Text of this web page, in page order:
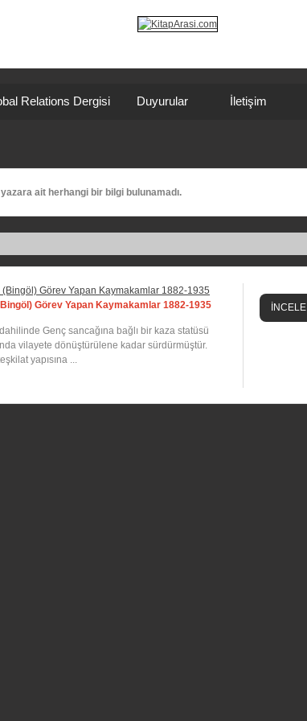
Relations Dergisi Duyurular İletişim
ait herhangi bir bilgi bulunamadı.
İNCELE
Görev Yapan Kaymakamlar 1882-1935
Genç sancağına bağlı bir kaza statüsü
vilayete dönüştürülene kadar sürdürmüştür.
yapısına ...